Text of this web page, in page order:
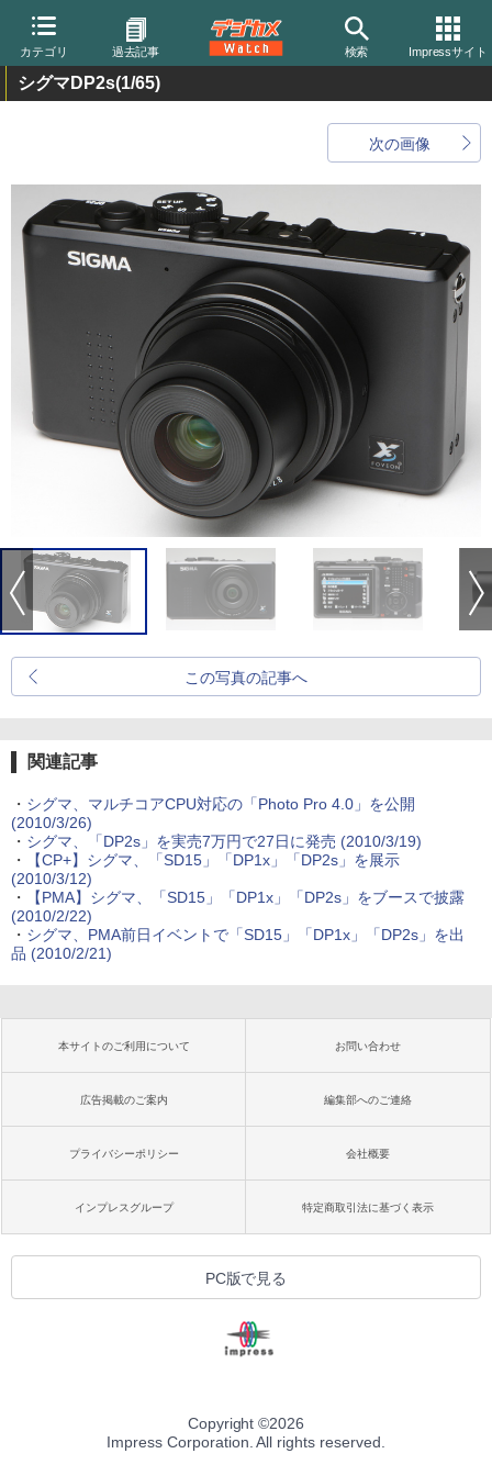
カテゴリ 過去記事 検索 Impressサイト
シグマDP2s(1/65)
次の画像
この写真の記事へ
関連記事
・ シグマ、マルチコアCPU対応の「Photo Pro 4.0」を公開
(2010/3/26)
・ シグマ、「DP2s」を実売7万円で27日に発売 (2010/3/19)
・
【CP+】シグマ、「SD15」「DP1x」「DP2s」を展示
(2010/3/12)
・
【PMA】シグマ、「SD15」「DP1x」「DP2s」をブースで披露
(2010/2/22)
・ シグマ、PMA前日イベントで「SD15」「DP1x」「DP2s」を出
品 (2010/2/21)
本サイトのご利用について お問い合わせ
広告掲載のご案内 編集部へのご連絡
プライバシーポリシー 会社概要
インプレスグループ 特定商取引法に基づく表示
PC版で見る
Copyright ©2026
Impress Corporation. All rights reserved.